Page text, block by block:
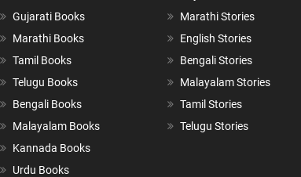
Gujarati Books
Marathi Books
Tamil Books
Telugu Books
Bengali Books
Malayalam Books
Kannada Books
Urdu Books
Marathi Stories
English Stories
Bengali Stories
Malayalam Stories
Tamil Stories
Telugu Stories